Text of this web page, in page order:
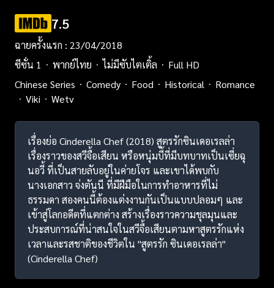
7.5
ฉายครั้งแรก : 23/04/2018
ซีซั่น 1
พากย์ไทย ไม่มีซับไตเติ้ล
Full HD
Chinese Series
Comedy Food Historical
Romance
Viki
Wetv
เรื่องย่อ Cinderella Chef (2018) สูตรรักซินเดอเรลล่า
เรื่องราวของสวีจื้อเสียน หรือหนุ่มบี้ที่มีบทบาทเป็นเซี่ยฉุ
นอวี้ ที่เป็นสายลับอยู่ในค่ายโจร และเขาได้พบกับ
นางเอกสาว จ่งตันนี ที่มีฝีมือในการทำอาหารที่ไม่
ธรรมดา สองคนนี้ต้องแต่งงานกันเป็นแบบปลอมๆ และ
เข้าสู่โลกอดีตที่แตกต่าง สร้างเรื่องราวความชุลมุนและ
ประสบการณ์ที่น่าสนใจในสวีจื้อเสียนตามหาสูตรรักแห่ง
เวลาและรสชาติของชีวิตใน "สูตรรัก ซินเดอเรลล่า"
(Cinderella Chef)